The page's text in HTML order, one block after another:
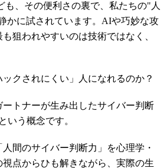
も、その便利さの裏で、私たちの" 人
かに試されています。 AIや巧妙な攻
狙われやすいのは技術ではなく、
クされにくい」人になれるのか？
トナーが生み出したサイバー判断
いう概念です。
間のサイバー判断力」を心理学・
点からひも解きながら、実際の生